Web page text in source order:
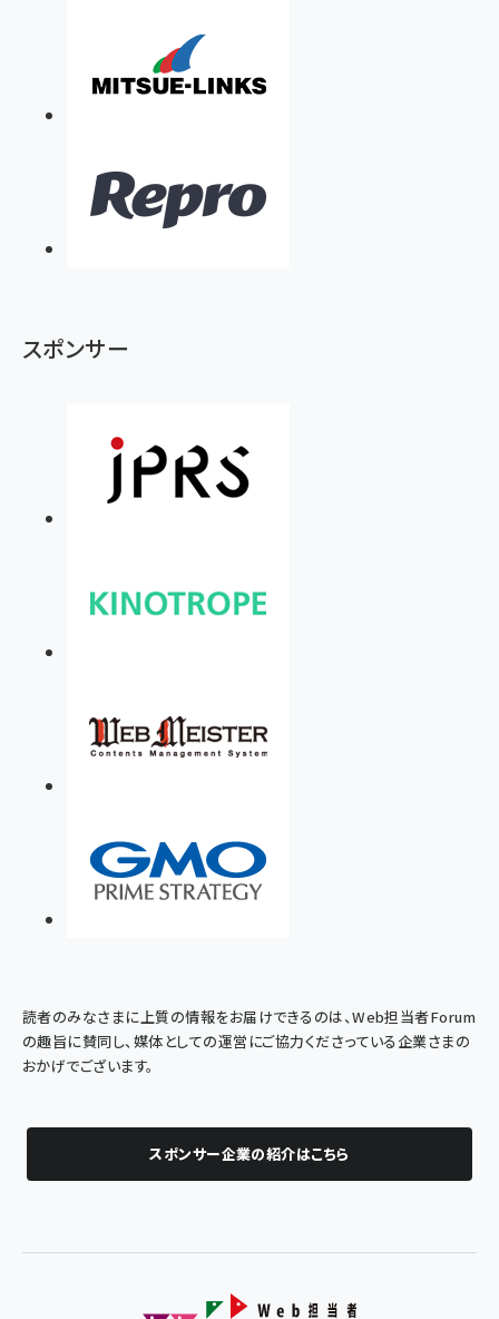
スポンサー
読者のみなさまに上質の情報をお届けできるのは、Web担当者Forum
の趣旨に賛同し、媒体としての運営にご協力くださっている企業さまの
おかげでございます。
スポンサー企業の紹介はこちら